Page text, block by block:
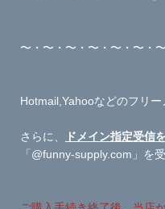
〜・〜・〜・〜・〜・〜・
Hotmail,Yahooなどのフリ
さらに、 ドメイン指定受信
「@funny-supply.com」を